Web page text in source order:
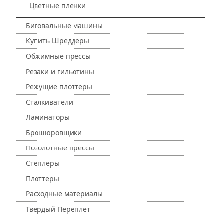
Цветные пленки
Биговальные машины
Купить Шреддеры
Обжимные прессы
Резаки и гильотины
Режущие плоттеры
Сталкиватели
Ламинаторы
Брошюровщики
Позолотные прессы
Степлеры
Плоттеры
Расходные материалы
Твердый Переплет